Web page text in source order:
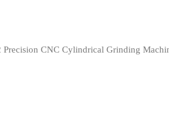
CNC Cylindrical Grinding